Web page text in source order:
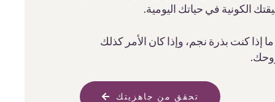
الكونية في حياتك اليومية.
كنت بذرة نجم، وإذا كان الأمر كذلك
تحقق من جاهزيتك